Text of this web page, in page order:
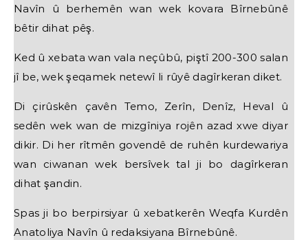
Navîn û berhemên wan wek kovara Bîrnebûnê
bêtir dihat pêş.
Ked û xebata wan vala neçûbû, piştî 200-300 salan
jî be, wek şeqamek netewî li rûyê dagîrkeran diket.
Di çirûskên çavên Temo, Zerîn, Denîz, Heval û
sedên wek wan de mizgîniya rojên azad xwe diyar
dikir. Di her rîtmên govendê de ruhên kurdewariya
wan ciwanan wek bersîvek tal ji bo dagîrkeran
dihat şandin.
Spas ji bo berpirsiyar û xebatkerên Weqfa Kurdên
Anatoliya Navîn û redaksiyana Bîrnebûnê.